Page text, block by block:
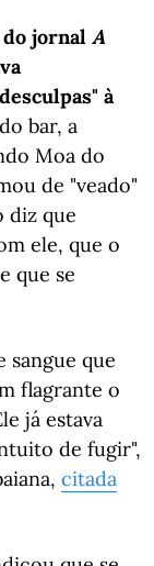
jornal A
à
bar, a
Moa do
de "veado"
diz que
ele, que o
que se
sangue que
flagrante o
já estava
de fugir",
citada